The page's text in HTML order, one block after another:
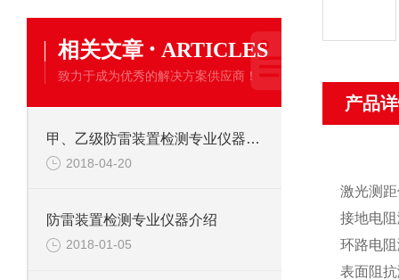
相关文章 · ARTICLES
致力于成为优秀的解决方案供应商！
甲、乙级防雷装置检测专业仪器设备
2018-04-20
防雷装置检测专业仪器介绍
2018-01-05
产品
激光测
接地电
环路电
表面阻